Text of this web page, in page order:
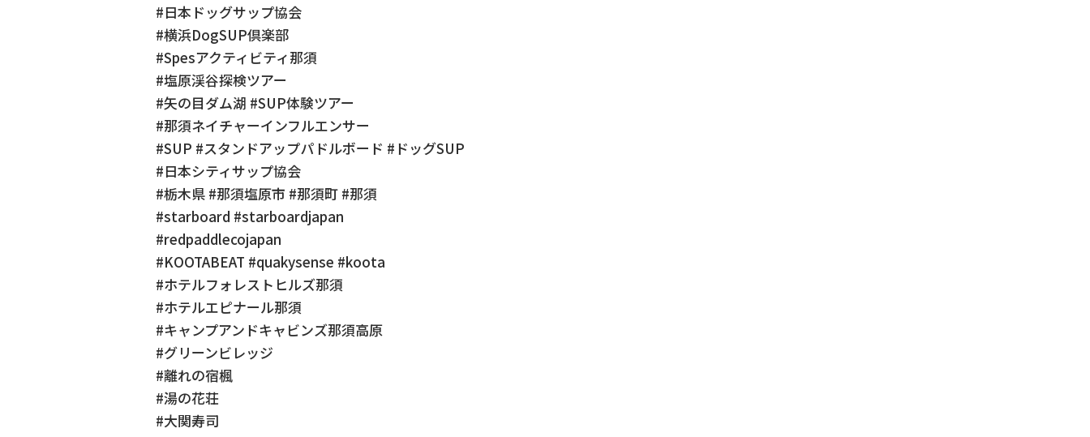
#日本ドッグサップ協会
#横浜DogSUP倶楽部
#Spesアクティビティ那須
#塩原渓谷探検ツアー
#矢の目ダム湖 #SUP体験ツアー
#那須ネイチャーインフルエンサー
#SUP #スタンドアップパドルボード #ドッグSUP
#日本シティサップ協会
#栃木県 #那須塩原市 #那須町 #那須
#starboard #starboardjapan
#redpaddlecojapan
#KOOTABEAT #quakysense #koota
#ホテルフォレストヒルズ那須
#ホテルエピナール那須
#キャンプアンドキャビンズ那須高原
#グリーンビレッジ
#離れの宿楓
#湯の花荘
#大関寿司